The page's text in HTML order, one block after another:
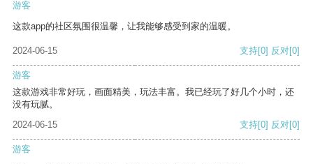
游客
这款app的社区氛围很温馨，让我能够感受到家的温暖。
2024-06-15 支持[0] 反对[0]
游客
这款游戏非常好玩，画面精美，玩法丰富。我已经玩了好几个小时，还
没有玩腻。
2024-06-15
支持[0] 反对[0]
游客